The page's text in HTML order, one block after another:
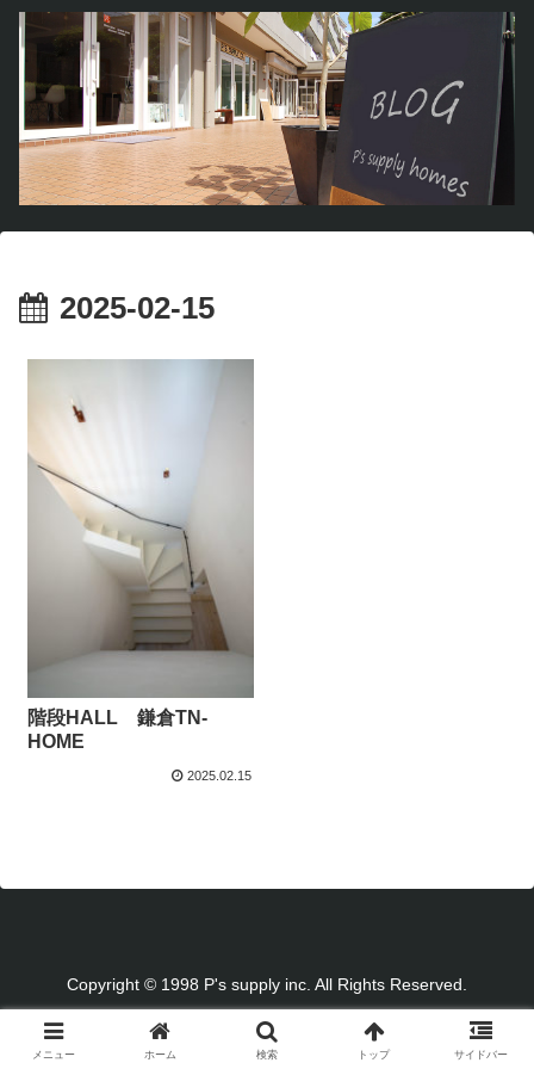
2025-02-15
階段HALL 鎌倉TN-
HOME
2025.02.15
Copyright © 1998 P's supply inc. All Rights Reserved.
メニュー ホーム 検索 トップ サイドバー